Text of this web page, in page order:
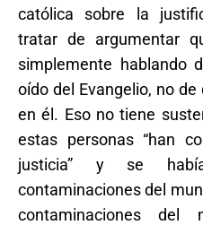
católica sobre la
tratar de argumentar
simplemente hablando
oído del Evangelio, no
en él. Eso no tiene
estas personas “han
justicia” y se
contaminaciones del
contaminaciones del